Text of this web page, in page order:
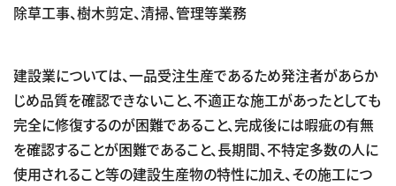
除草工事、樹木剪定、清掃、管理等業務
建設業については、一品受注生産であるため発注者があらか
じめ品質を確認できないこと、不適正な施工があったとしても
完全に修復するのが困難であること、完成後には暇疵の有無
を確認することが困難であること、長期間、不特定多数の人に
使用されること等の建設生産物の特性に加え、その施工につ